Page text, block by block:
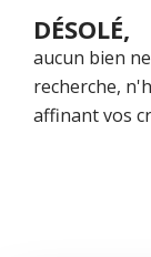
DÉSOLÉ,
aucun bien
recherche,
affinant vos